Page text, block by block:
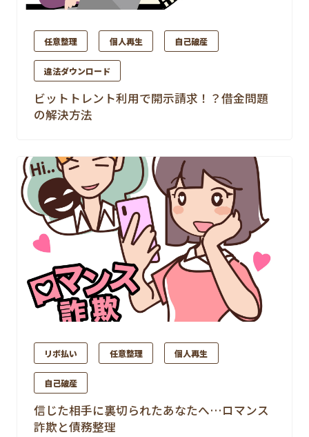
任意整理 個人再生 自己破産
違法ダウンロード
ビットトレント利用で開示請求！？借金問題
の解決方法
リボ払い 任意整理 個人再生
自己破産
信じた相手に裏切られたあなたへ…ロマンス
詐欺と債務整理